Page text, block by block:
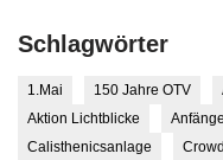
Schlagwörter
1.Mai 150 Jahre OTV
Aktion Lichtblicke
Calisthenicsanlage